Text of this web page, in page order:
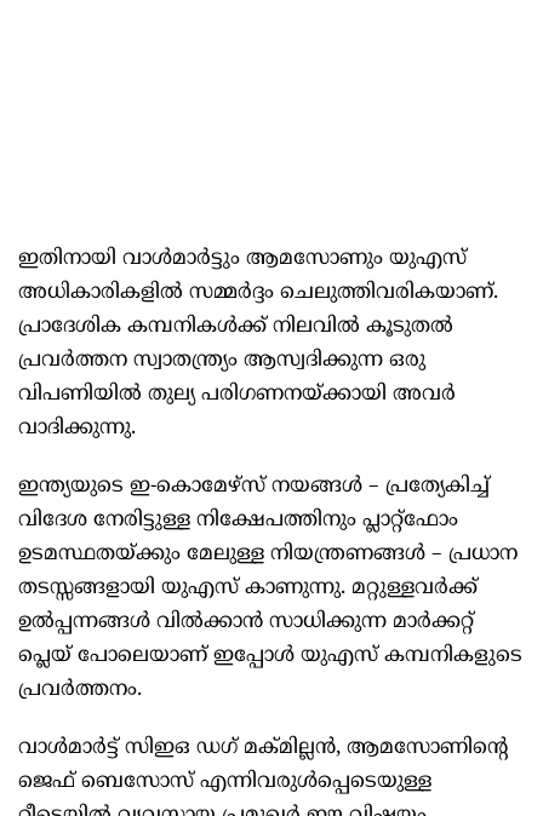
ഇതിനായി വാള്‍മാര്‍ട്ടും ആമസോണും യുഎസ്
അധികാരികളില്‍ സമ്മര്‍ദ്ദം ചെലുത്തിവരികയാണ്.
പ്രാദേശിക കമ്പനികള്‍ക്ക് നിലവില്‍ കൂടുതല്‍
പ്രവര്‍ത്തന സ്വാതന്ത്ര്യം ആസ്വദിക്കുന്ന ഒരു
വിപണിയില്‍ തുല്യ പരിഗണനയ്ക്കായി അവര്‍
വാദിക്കുന്നു.
ഇന്ത്യയുടെ ഇ-കൊമേഴ്സ് നയങ്ങള്‍ – പ്രത്യേകിച്ച്
വിദേശ നേരിട്ടുള്ള നിക്ഷേപത്തിനും പ്ലാറ്റ്ഫോം
ഉടമസ്ഥതയ്ക്കും മേലുള്ള നിയന്ത്രണങ്ങള്‍ – പ്രധാന
തടസ്സങ്ങളായി യുഎസ് കാണുന്നു. മറ്റുള്ളവര്‍ക്ക്
ഉല്‍പ്പന്നങ്ങള്‍ വില്‍ക്കാന്‍ സാധിക്കുന്ന മാര്‍ക്കറ്റ്
പ്ലെയ് പോലെയാണ് ഇപ്പോള്‍ യുഎസ് കമ്പനികളുടെ
പ്രവര്‍ത്തനം.
വാള്‍മാര്‍ട്ട് സിഇഒ ഡഗ് മക്മില്ലന്‍, ആമസോണിന്റെ
ജെഫ് ബെസോസ് എന്നിവരുള്‍പ്പെടെയുള്ള